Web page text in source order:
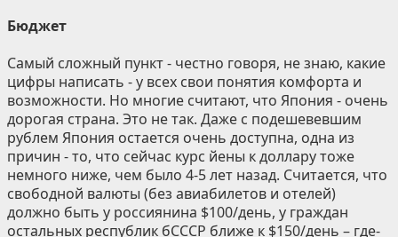
Бюджет
Самый сложный пункт - честно говоря, не знаю, какие
цифры написать - у всех свои понятия комфорта и
возможности. Но многие считают, что Япония - очень
дорогая страна. Это не так. Даже с подешевевшим
рублем Япония остается очень доступна, одна из
причин - то, что сейчас курс йены к доллару тоже
немного ниже, чем было 4-5 лет назад. Считается, что
свободной валюты (без авиабилетов и отелей)
должно быть у россиянина $100/день, у граждан
остальных республик бСССР ближе к $150/день – где-